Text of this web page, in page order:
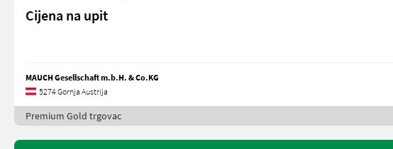
Cijena na upit
MAUCH Gesellschaft m.b.H. & Co.KG
5274 Gornja Austrija
Premium Gold trgovac